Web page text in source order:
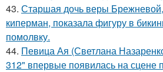
43. Старшая дочь веры
киперман, показала фигуру в
помолвку.
44. Певица Ая (Светлана
312" впервые появилась на сцене